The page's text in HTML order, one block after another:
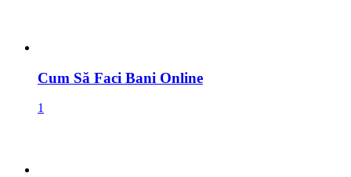
Marketing Afiliat
1